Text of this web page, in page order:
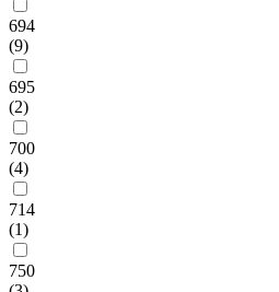
694
(9)
695
(2)
700
(4)
714
(1)
750